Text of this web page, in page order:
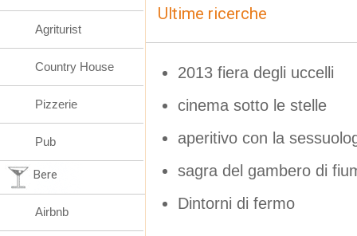
Ultime ricerche
2013 fiera degli uccelli
cinema sotto le stelle
aperitivo con la
sagra del gambero di
Dintorni di fermo
Agriturist
Country House
Pizzerie
Pub
Bere
Airbnb